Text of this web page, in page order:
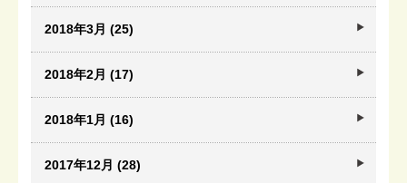
2018年3月 (25)
2018年2月 (17)
2018年1月 (16)
2017年12月 (28)